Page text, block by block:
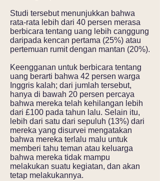
Studi tersebut menunjukkan bahwa
rata-rata lebih dari 40 persen merasa
berbicara tentang uang lebih canggung
daripada kencan pertama (25%) atau
pertemuan rumit dengan mantan (20%).
Keengganan untuk berbicara tentang
uang berarti bahwa 42 persen warga
Inggris kalah; dari jumlah tersebut,
hanya di bawah 20 persen percaya
bahwa mereka telah kehilangan lebih
dari £100 pada tahun lalu. Selain itu,
lebih dari satu dari sepuluh (13%) dari
mereka yang disurvei mengatakan
bahwa mereka terlalu malu untuk
memberi tahu teman atau keluarga
bahwa mereka tidak mampu
melakukan suatu kegiatan, dan akan
tetap melakukannya.